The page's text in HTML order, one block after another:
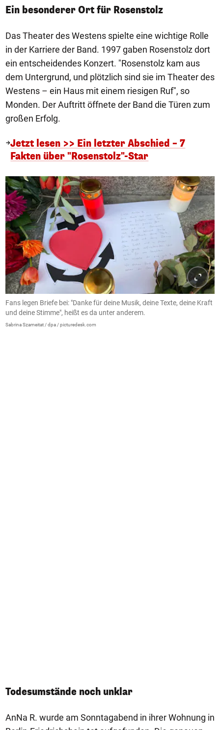
Ein besonderer Ort für Rosenstolz
Das Theater des Westens spielte eine wichtige Rolle
in der Karriere der Band. 1997 gaben Rosenstolz dort
ein entscheidendes Konzert. "Rosenstolz kam aus
dem Untergrund, und plötzlich sind sie im Theater des
Westens – ein Haus mit einem riesigen Ruf", so
Monden. Der Auftritt öffnete der Band die Türen zum
großen Erfolg.
Jetzt lesen >> Ein letzter Abschied – 7
Fakten über "Rosenstolz"-Star
Fans legen Briefe bei: "Danke für deine Musik, deine Texte, deine Kraft
und deine Stimme", heißt es da unter anderem.
Sabrina Szameitat / dpa / picturedesk.com
Todesumstände noch unklar
AnNa R. wurde am Sonntagabend in ihrer Wohnung in